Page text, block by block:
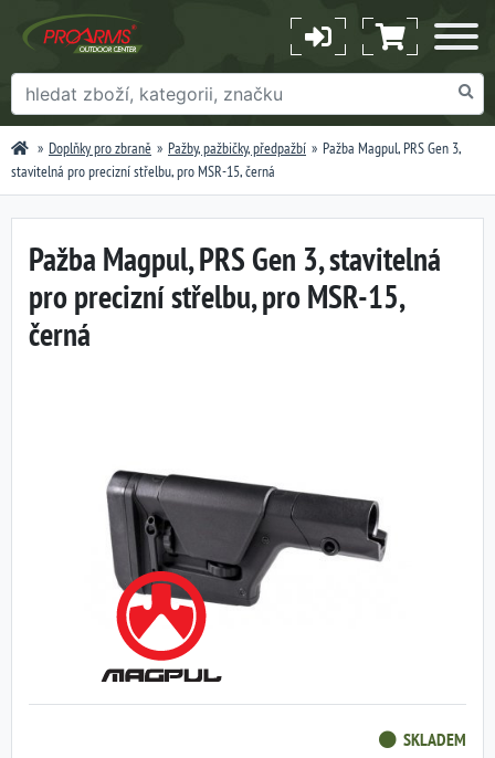
Doplňky pro zbraně Pažby, pažbičky, předpažbí
Pažba Magpul, PRS Gen 3,
stavitelná pro precizní střelbu, pro MSR-15, černá
Pažba Magpul, PRS Gen 3, stavitelná
pro precizní střelbu, pro MSR-15,
černá
SKLADEM